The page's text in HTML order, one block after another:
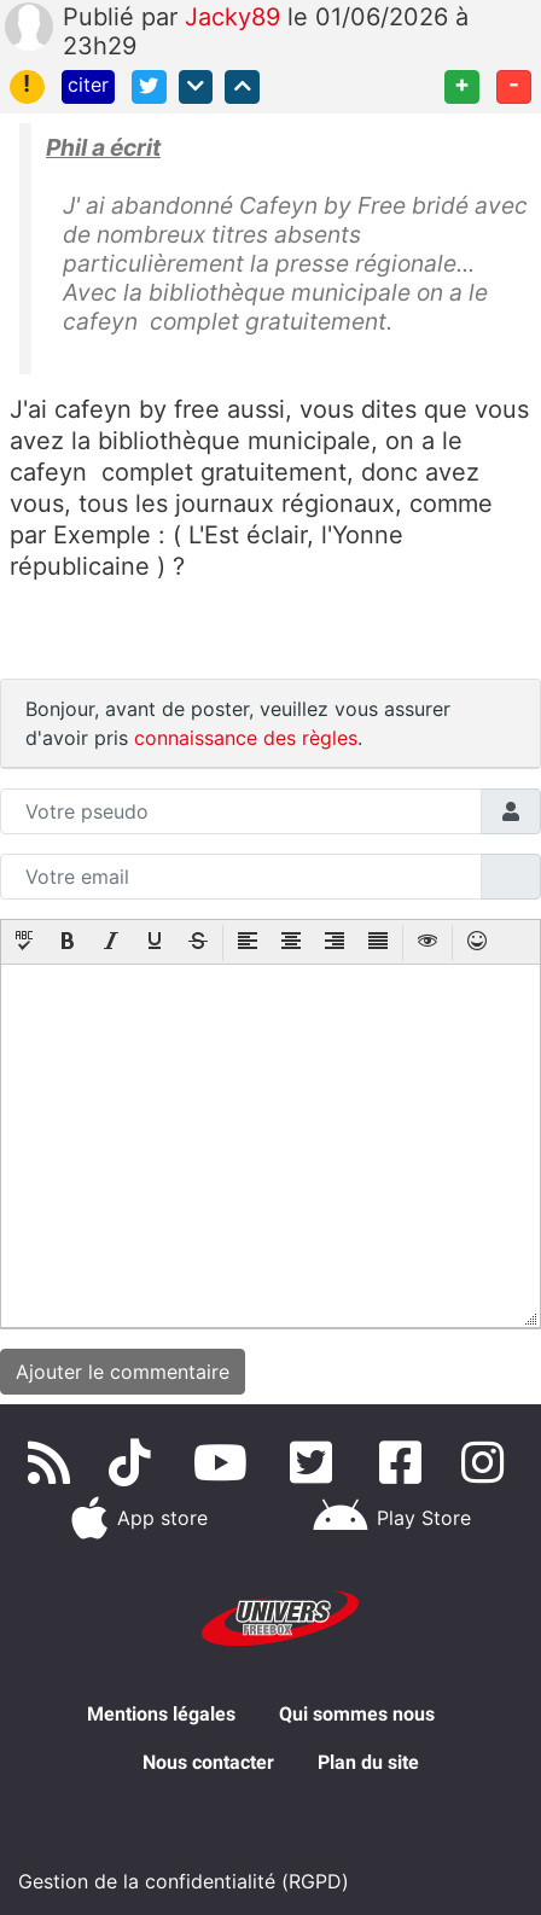
Publié par Jacky89 le 01/06/2026 à
23h29
!
citer + -
Phil a écrit
J' ai abandonné Cafeyn by Free bridé avec
de nombreux titres absents
particulièrement la presse régionale...
Avec la bibliothèque municipale on a le
cafeyn complet gratuitement.
J'ai cafeyn by free aussi, vous dites que vous
avez la bibliothèque municipale, on a le
cafeyn complet gratuitement, donc avez
vous, tous les journaux régionaux, comme
par Exemple : ( L'Est éclair, l'Yonne
républicaine ) ?
Bonjour, avant de poster, veuillez vous assurer
d'avoir pris connaissance des règles.
App store Play Store
Mentions légales Qui sommes nous
Nous contacter Plan du site
Gestion de la confidentialité (RGPD)